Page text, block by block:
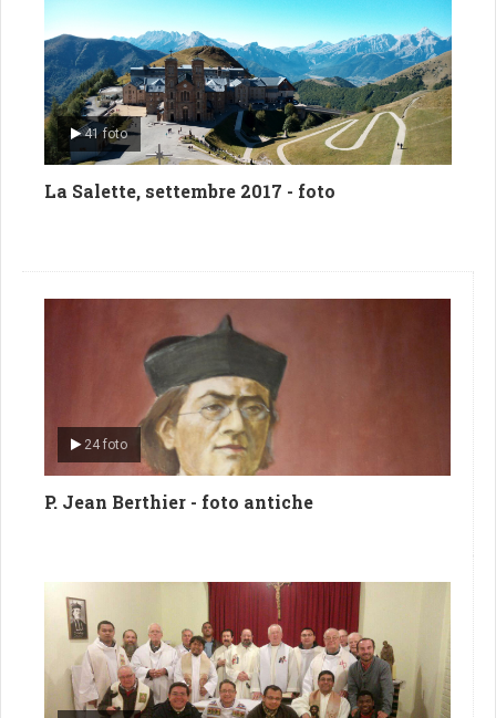
41 foto
La Salette, settembre 2017 - foto
24 foto
P. Jean Berthier - foto antiche